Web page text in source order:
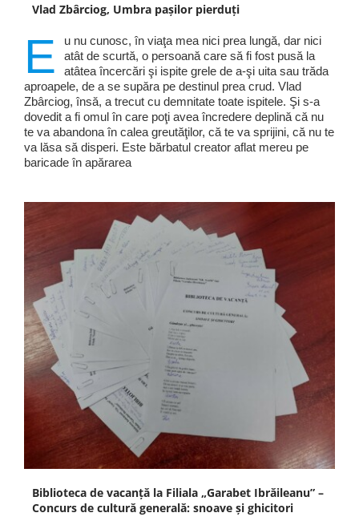
Vlad Zbârciog, Umbra pașilor pierduți
E
u nu cunosc, în viaţa mea nici prea lungă, dar nici
atât de scurtă, o persoană care să fi fost pusă la
atâtea încercări şi ispite grele de a-şi uita sau trăda
aproapele, de a se supăra pe destinul prea crud. Vlad
Zbârciog, însă, a trecut cu demnitate toate ispitele. Şi s-a
dovedit a fi omul în care poţi avea încredere deplină că nu
te va abandona în calea greutăţilor, că te va sprijini, că nu te
va lăsa să disperi. Este bărbatul creator aflat mereu pe
baricade în apărarea
Biblioteca de vacanță la Filiala „Garabet Ibrăileanu” –
Concurs de cultură generală: snoave și ghicitori